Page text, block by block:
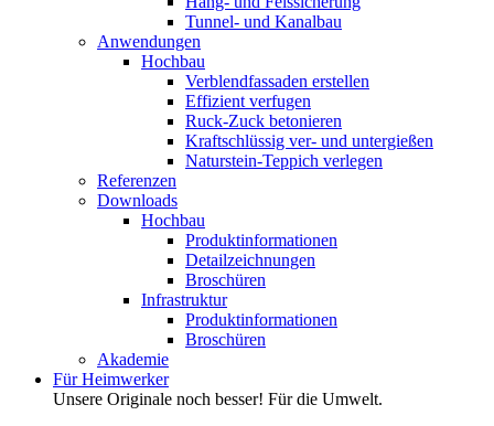
Tunnel- und Kanalbau
Anwendungen
Hochbau
Verblendfassaden erstellen
Effizient verfugen
Ruck-Zuck betonieren
Kraftschlüssig ver- und untergießen
Naturstein-Teppich verlegen
Referenzen
Downloads
Hochbau
Produktinformationen
Detailzeichnungen
Broschüren
Infrastruktur
Produktinformationen
Broschüren
Akademie
Für Heimwerker
Unsere Originale noch besser! Für die Umwelt.